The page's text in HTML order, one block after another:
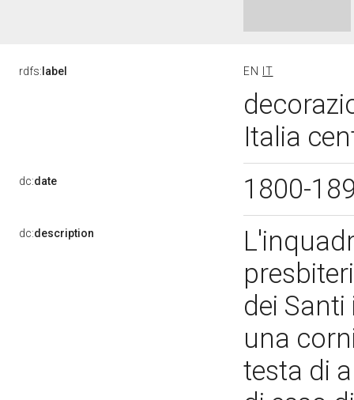
rdfs: label EN IT
Italia
dc:date 1800-
dc:description
dei
una
testa di